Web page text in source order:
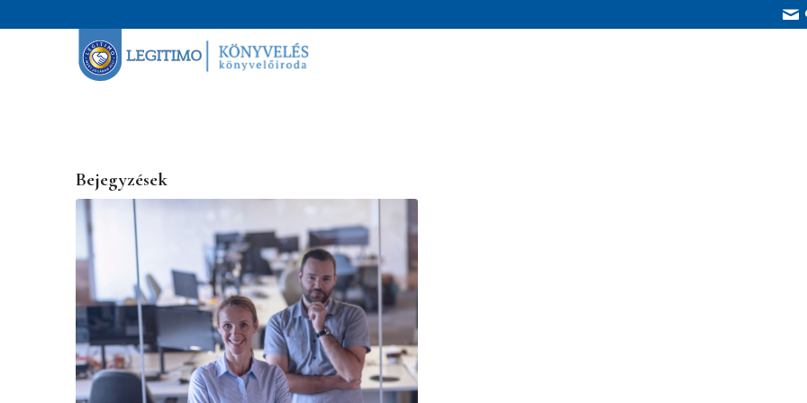
Bejegyzések